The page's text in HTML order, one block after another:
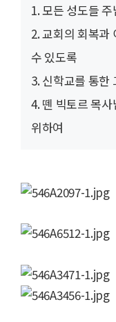
1. 모든 성도들
2. 교회의 회복과
수 있도록
3. 신학교를 통한
4. 뗀 빅토르 목
위하여